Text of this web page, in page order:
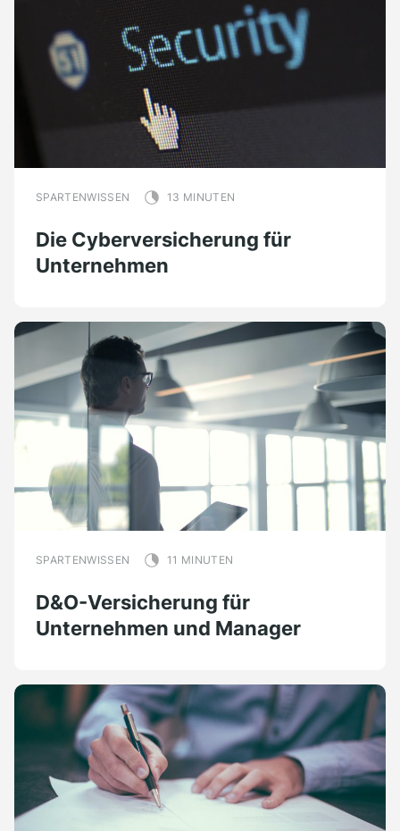
SPARTENWISSEN 13 MINUTEN
Die Cyberversicherung für
Unternehmen
SPARTENWISSEN 11 MINUTEN
D&O-Versicherung für
Unternehmen und Manager